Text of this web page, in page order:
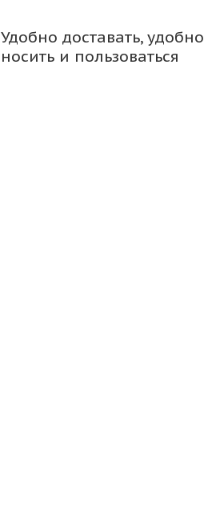
Удобно доставать, удобно
носить и пользоваться